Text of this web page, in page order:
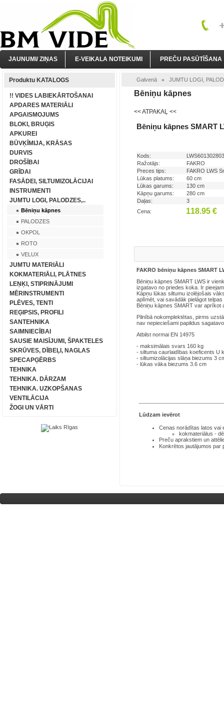
JAUNUMI/ ZIŅAS E-VEIKALA NOTEIKUMI PREČU PASŪTĪŠANA
Produktu KATALOGS
!! VIDES LABIEKĀRTOŠANAI
APDARES MATERIĀLI
APGAISMOJUMS
BLOKI, BRUĢIS
APKUREI
BŪVĶĪMIJA, KRĀSAS
DURVIS
DROŠĪBAI
GRĪDAI
FASĀDEI, SILTUMIZOLĀCIJAI
INSTRUMENTI
JUMTU LOGI, PALODZES,..
Bēniņu kāpnes
PALODZES
OKPOL
ROTO
VELUX
JUMTU MATERIĀLI
KOKMATERIĀLI, PLĀTNES
LEŅĶI, STIPRINĀJUMI
MĒRINSTRUMENTI
PLĒVES, TENTI
REĢIPSIS, PROFILI
SANTEHNIKA
SAIMNIECĪBAI
SAUSIE MAISĪJUMI, ŠPAKTELES
SKRŪVES, DĪBEĻI, NAGLAS
SPECAPĢĒRBS
TEHNIKA
TEHNIKA. DĀRZAM
TEHNIKA. UZKOPŠANAS
VENTILĀCIJA
ŽOGI UN VĀRTI
Galvenā » JUMTU LOGI,
Bēniņu kāpnes
<< ATPAKAĻ <<
Bēniņu kāpnes SMART
Kods:
LWS601302803
Ražotājs:
FAKRO
Preces tips:
FAKRO LWS
Lūkas platums:
60 cm
Lūkas garums:
130 cm
Kāpņu garums:
280 cm
Daļas:
3
Cena:
118.95 €
FAKRO bēniņu kāpnes SMART
Bēniņu kāpnes SMART LWS ir
izgatavo no priedes koka. Ir
Kāpņu lūkas siltumu izolējošais
aplīmēt, vai savādāk pielāgot
Bēniņu kāpnes SMART var aprīkot
Pilnībā nokomplektētas, pirms
nav nepieciešami papildus
Atbilst normai EN 14975
- maksimālais svars 160 kg
- siltuma caurlaidības koeficents U
- siltumizolācijas slāņa biezums 3
- lūkas vāka biezums 3.6 cm
Lūdzam ievērot
Cenas norādītas latos vai
kokmateriālus -
Preču aprakstiem un
Konkrētos jautājumos